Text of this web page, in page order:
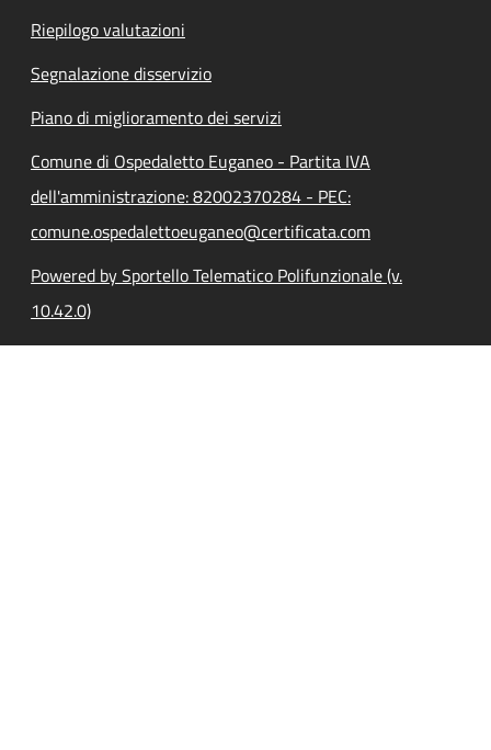
Riepilogo valutazioni
Segnalazione disservizio
Piano di miglioramento dei servizi
Comune di Ospedaletto Euganeo - Partita IVA
dell'amministrazione: 82002370284 - PEC:
comune.ospedalettoeuganeo@certificata.com
Powered by Sportello Telematico Polifunzionale (v.
10.42.0)